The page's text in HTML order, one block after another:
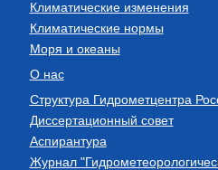
Климатические изменения
Климатические нормы
Моря и океаны
О нас
Структура Гидрометцентра
Диссертационный совет
Аспирантура
Журнал